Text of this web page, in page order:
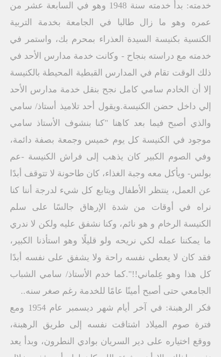
خدمته: بدأ خدمته سنة 1948 وهو في السابعة عشر من
عمره وهو ما زال طالبا في الجامعة بخدمة التربية
الكنسية بكنيسة السيدة العذراء بمحرم بك، واستمر في
خدمته مع دراسته بنجاح - وكانت خدمة مدارس الأحد في
ذلك الوقت تقام في المدارس القبطية المحيطة بالكنيسة
إلا أن الخادم سامي كامل نجح بنقل خدمة مدارس الأحد
إلي داخل حضن الكنيسة.ويقول أحد تلاميذ أستاذ/ سامي
والذي أصبح فيما بعد كاهنا "كنا بنشوف الأستاذ سامي
موجود في الكنيسة كل يوم خميس وجمعة بصفة دائمة،
وفي الصوم الكبير كان يذهب إلى فراش الكنيسة -عم
بولس- ويأكل معه وجبة الغذاء، كان طاحونة لا تتوقف أبدًا
عن العمل، ينتظر الأطفال ويتابع كل شيء لدرجة أننا كنا
نراه في أوقات من شدة الإرهاق جالسًا على سلم
الكنيسة الرخام و هو نائم، وكنا نشفق عليه ولكن لا ندري
ما يمكننا عمله لكي نريحه ولو قليلًا وهو استأذنا الكبير،
فقد كان لا يعطي نفسه راحة ولا يشفق على نفسه أبدًا
كل هذا وهو عِلماني!!".كما خدم الأستاذ/ سامي الشباب
الجامعي حتى أصبح أمينًا عامًا للخدمة رغم صغر سنه..
فكر الرهبنة: في آخر أيام شهر ديسمبر عام 1954 ومع
فترة صوم الميلاد اشتاقت نفسه إلى طريق الرهبنة،
ووقع اختياره على دير السريان بوادي النطرون، وبدأ يعد